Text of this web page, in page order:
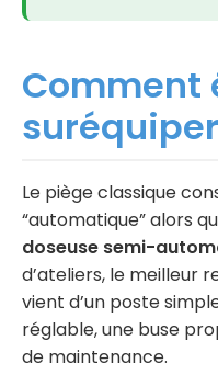
Comment
Le piège classique
“automatique” alors
doseuse semi-
d’ateliers, le meilleur
vient d’un poste
réglable, une buse
de maintenance.